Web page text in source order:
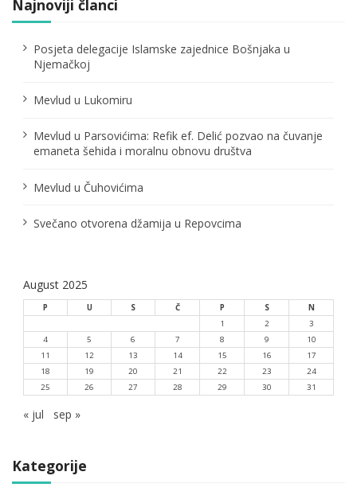
g
n
t
i
o
Najnoviji članci
Posjeta delegacije Islamske zajednice Bošnjaka u
Njemačkoj
Mevlud u Lukomiru
Mevlud u Parsovićima: Refik ef. Delić pozvao na čuvanje
emaneta šehida i moralnu obnovu društva
Mevlud u Čuhovićima
Svečano otvorena džamija u Repovcima
August 2025
P U S Č P S
N
1
2
3
4
5 6 7 8 9
10
11
12 13 14 15 16
17
18
19 20 21 22 23
24
25
26 27 28 29 30 31
« jul sep »
Kategorije